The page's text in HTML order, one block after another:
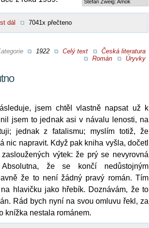
Stefan Zweig: Amok
dál 7041x přečteno
1922 Celý text
Česká literatura
Román
Úryvky
jsem chtěl vlastně napsat už k
jsem to jednak asi v návalu lenosti, na
jednak z fatalismu; myslím totiž, že
nic napravit. Když pak kniha vyšla, dočetl
výtek: že prý se nevyrovná
že se končí nedůstojným
že to není žádný pravý román. Tím
hlavičku jako hřebík. Doznávám, že to
Rád bych nyní na svou omluvu řekl, za
knížka nestala románem.